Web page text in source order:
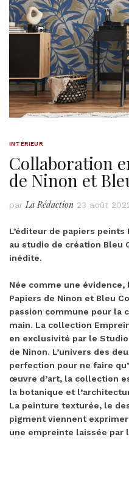
INTÉRIEUR
Collaboration
de Ninon et
parLa Rédaction 23 août
L’éditeur de papiers peints
au studio de création Bleu
inédite.
Née comme une
Papiers de Ninon et Bleu
passion commune pour la
main. La collection
en exclusivité par le
de Ninon. L’univers des
perfection pour ne faire
œuvre d’art, la collection
la botanique et
La peinture texturée, le
pigment viennent
une empreinte laissée par